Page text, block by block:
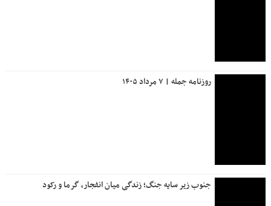
روزنامه جمله | ۷ مرداد ۱۴۰۵
جنوب زیر سایه جنگ؛ زندگی میان انفجار، گرما و رکود